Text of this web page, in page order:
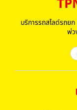
บริการรถสไลด์รถย
พ่ว